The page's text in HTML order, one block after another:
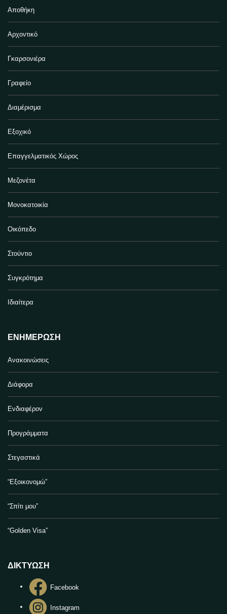
Αποθήκη
Αρχοντικό
Γκαρσονιέρα
Γραφείο
Διαμέρισμα
Εξοχικό
Επαγγελματικός Χώρος
Μεζονέτα
Μονοκατοικία
Οικόπεδο
Στούντιο
Συγκρότημα
Ιδιαίτερα
ΕΝΗΜΈΡΩΣΗ
Ανακοινώσεις
Διάφορα
Ενδιαφέρον
Προγράμματα
Στεγαστικά
“Εξοικονομώ”
“Σπίτι μου”
“Golden Visa”
ΔΙΚΤΥΩΣΗ
Facebook
Instagram